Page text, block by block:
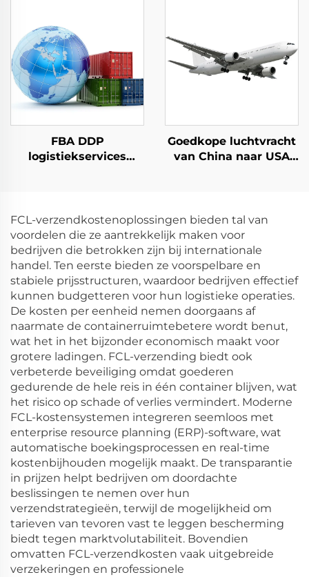
FBA DDP
logistiekservices
vrachtbemiddelaar
van China naar USA
Goedkope luchtvracht
van China naar USA
FCL-verzendkostenoplossingen bieden tal van
voordelen die ze aantrekkelijk maken voor
bedrijven die betrokken zijn bij internationale
handel. Ten eerste bieden ze voorspelbare en
stabiele prijsstructuren, waardoor bedrijven effectief
kunnen budgetteren voor hun logistieke operaties.
De kosten per eenheid nemen doorgaans af
naarmate de containerruimtebetere wordt benut,
wat het in het bijzonder economisch maakt voor
grotere ladingen. FCL-verzending biedt ook
verbeterde beveiliging omdat goederen
gedurende de hele reis in één container blijven, wat
het risico op schade of verlies vermindert. Moderne
FCL-kostensystemen integreren seemloos met
enterprise resource planning (ERP)-software, wat
automatische boekingsprocessen en real-time
kostenbijhouden mogelijk maakt. De transparantie
in prijzen helpt bedrijven om doordachte
beslissingen te nemen over hun
verzendstrategieën, terwijl de mogelijkheid om
tarieven van tevoren vast te leggen bescherming
biedt tegen marktvolutabiliteit. Bovendien
omvatten FCL-verzendkosten vaak uitgebreide
verzekeringen en professionele